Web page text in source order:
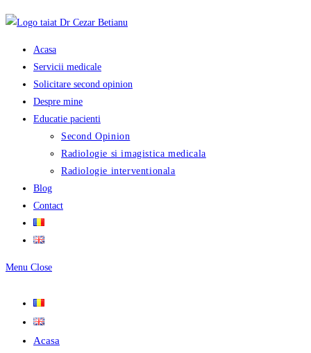
Skip
content Acasa
Servicii medicale
Solicitare second opinion
Despre mine
Educatie pacienti
Second Opinion
Radiologie si imagistica medicala
Radiologie interventionala
Blog
Contact
Menu Close
Acasa